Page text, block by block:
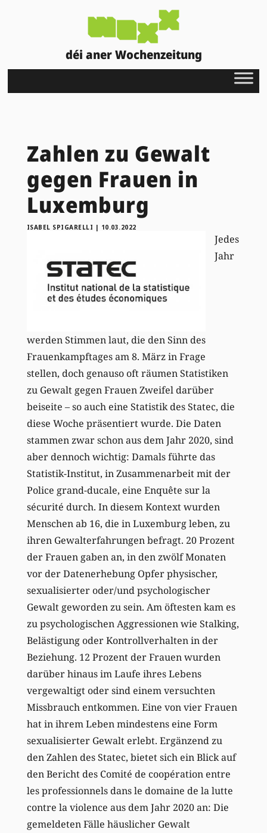
déi aner Wochenzeitung
Zahlen zu Gewalt
gegen Frauen in
Luxemburg
ISABEL SPIGARELLI | 10.03.2022
Jedes
Jahr
werden Stimmen laut, die den Sinn des
Frauenkampftages am 8. März in Frage
stellen, doch genauso oft räumen Statistiken
zu Gewalt gegen Frauen Zweifel darüber
beiseite – so auch eine Statistik des Statec, die
diese Woche präsentiert wurde. Die Daten
stammen zwar schon aus dem Jahr 2020, sind
aber dennoch wichtig: Damals führte das
Statistik-Institut, in Zusammenarbeit mit der
Police grand-ducale, eine Enquête sur la
sécurité durch. In diesem Kontext wurden
Menschen ab 16, die in Luxemburg leben, zu
ihren Gewalterfahrungen befragt. 20 Prozent
der Frauen gaben an, in den zwölf Monaten
vor der Datenerhebung Opfer physischer,
sexualisierter oder/und psychologischer
Gewalt geworden zu sein. Am öftesten kam es
zu psychologischen Aggressionen wie Stalking,
Belästigung oder Kontrollverhalten in der
Beziehung. 12 Prozent der Frauen wurden
darüber hinaus im Laufe ihres Lebens
vergewaltigt oder sind einem versuchten
Missbrauch entkommen. Eine von vier Frauen
hat in ihrem Leben mindestens eine Form
sexualisierter Gewalt erlebt. Ergänzend zu
den Zahlen des Statec, bietet sich ein Blick auf
den Bericht des Comité de coopération entre
les professionnels dans le domaine de la lutte
contre la violence aus dem Jahr 2020 an: Die
gemeldeten Fälle häuslicher Gewalt